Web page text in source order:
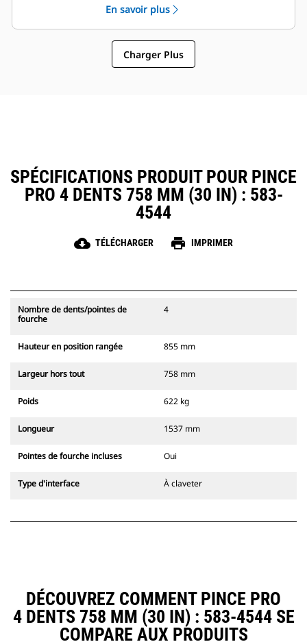
d'attache. Il est recommandé de
sélectionner des modèles de
pinces compatibles avec les
attaches à accouplement par axes
Cat, ce qui permet un partage des
maintenance et du
fonctionnement général font des
pinces un accessoire plus simple
et au coût d'exploitation plus
abordable que les grappins
En savoir plus
Charger Plus
SPÉCIFICATIONS PRODUIT POUR PINCE
PRO 4 DENTS 758 MM (30 IN) : 583-
4544
cloud_download TÉLÉCHARGER print IMPRIMER
Nombre de dents/pointes de
fourche
4
Hauteur en position rangée 855 mm
Largeur hors tout 758 mm
Poids 622 kg
Longueur 1537 mm
Pointes de fourche incluses Oui
Type d'interface À claveter
DÉCOUVREZ COMMENT PINCE PRO
4 DENTS 758 MM (30 IN) : 583-4544 SE
COMPARE AUX PRODUITS